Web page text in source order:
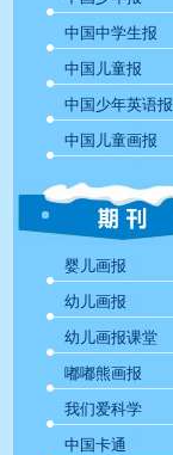
中国中学生报
中国儿童报
中国少年英语报
中国儿童画报
婴儿画报
幼儿画报
幼儿画报课堂
嘟嘟熊画报
我们爱科学
中国卡通